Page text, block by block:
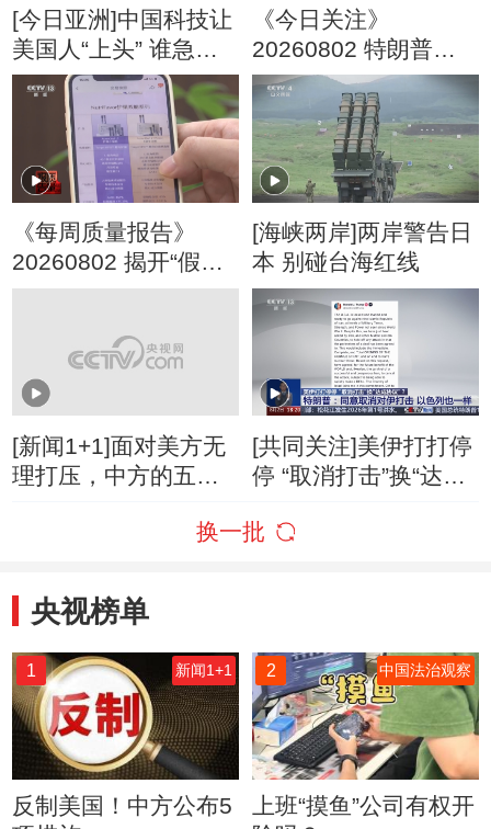
[今日亚洲]中国科技让
美国人“上头” 谁急
了？
《今日关注》
20260802 特朗普叫
停“最大规模”打击 伊
朗称摧毁美军F-35战
机
《每周质量报告》
20260802 揭开“假洋
牌”的真面目
[海峡两岸]两岸警告日
本 别碰台海红线
[新闻1+1]面对美方无
理打压，中方的五项
[共同关注]美伊打打停
停 “取消打击”换“达成
取消对伊打击 以色列
换一批
央视榜单
1 新闻1+1
反制美国！中方公布5
2 中国法治观察
上班“摸鱼”公司有权开